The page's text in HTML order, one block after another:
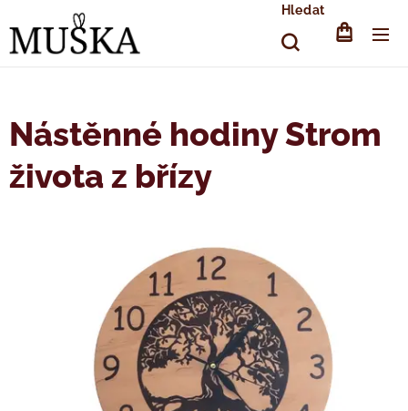
Hledat
Nástěnné hodiny Strom
života z břízy